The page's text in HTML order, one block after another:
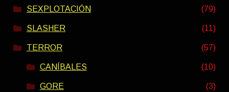
SEXPLOTACIÓN (79)
SLASHER (11)
TERROR (57)
CANÍBALES (10)
GORE (3)